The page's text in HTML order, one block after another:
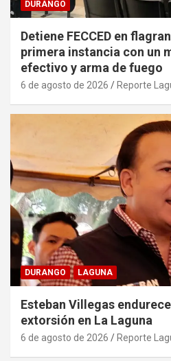
DURANGO
Detiene FECCED en
primera instancia con un
efectivo y arma de fuego
6 de agosto de 2026 Reporte
DURANGO LAGUNA
Esteban Villegas
extorsión en La Laguna
6 de agosto de 2026 Reporte